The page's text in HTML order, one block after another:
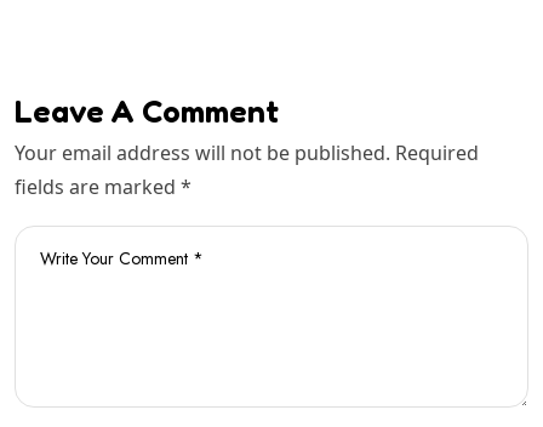
Leave A Comment
Your email address will not be published. Required
fields are marked *